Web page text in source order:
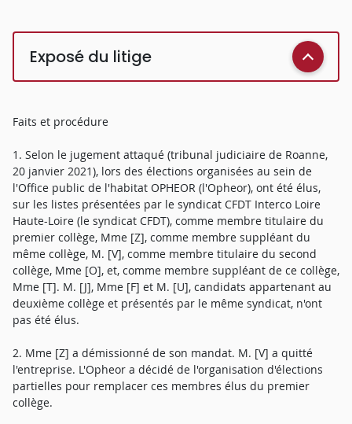
Exposé du litige
Faits et procédure
1. Selon le jugement attaqué (tribunal judiciaire de Roanne,
20 janvier 2021), lors des élections organisées au sein de
l'Office public de l'habitat OPHEOR (l'Opheor), ont été élus,
sur les listes présentées par le syndicat CFDT Interco Loire
Haute-Loire (le syndicat CFDT), comme membre titulaire du
premier collège, Mme [Z], comme membre suppléant du
même collège, M. [V], comme membre titulaire du second
collège, Mme [O], et, comme membre suppléant de ce collège,
Mme [T]. M. [J], Mme [F] et M. [U], candidats appartenant au
deuxième collège et présentés par le même syndicat, n'ont
pas été élus.
2. Mme [Z] a démissionné de son mandat. M. [V] a quitté
l'entreprise. L'Opheor a décidé de l'organisation d'élections
partielles pour remplacer ces membres élus du premier
collège.